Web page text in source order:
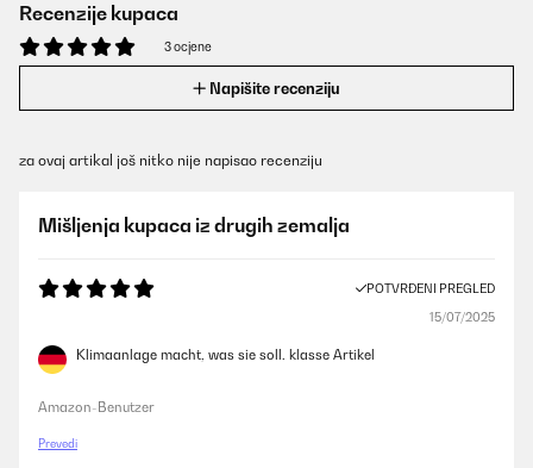
Recenzije kupaca
3 ocjene
Napišite recenziju
za ovaj artikal još nitko nije napisao recenziju
Mišljenja kupaca iz drugih zemalja
POTVRĐENI PREGLED
15/07/2025
Klimaanlage macht, was sie soll. klasse Artikel
Amazon-Benutzer
Prevedi